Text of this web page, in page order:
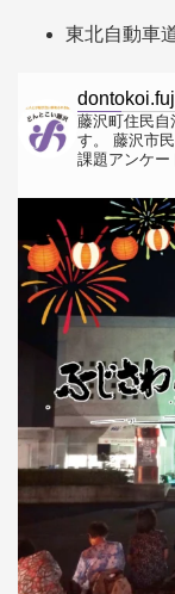
東北自動車
藤沢町住民自
す。
藤沢市
課題アンケー